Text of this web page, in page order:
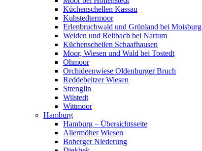
Küchenschellen Kassau
Kuhstedtermoor
Erlenbruchwald und Grünland bei Moisburg
Weiden und Reitbach bei Nartum
Küchenschellen Schaafhausen
Moor, Wiesen und Wald bei Tostedt
Ohmoor
Orchideenwiese Oldenburger Bruch
Reddebeitzer Wiesen
Strenglin
Wilstedt
Wittmoor
Hamburg
Hamburg – Übersichtsseite
Allermöher Wiesen
Boberger Niederung